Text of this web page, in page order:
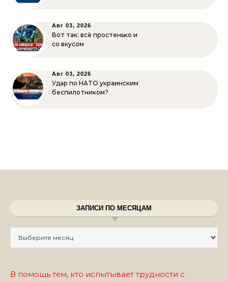
Авг 03, 2026
Вот так: всё простенько и
со вкусом
Авг 03, 2026
Удар по НАТО украинским
беспилотником?
ЗАПИСИ ПО МЕСЯЦАМ
В помощь тем, кто испытывает трудности с